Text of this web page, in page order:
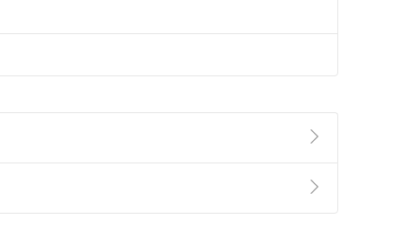
第2條第5款之規定，「非以有形媒介提供之數位